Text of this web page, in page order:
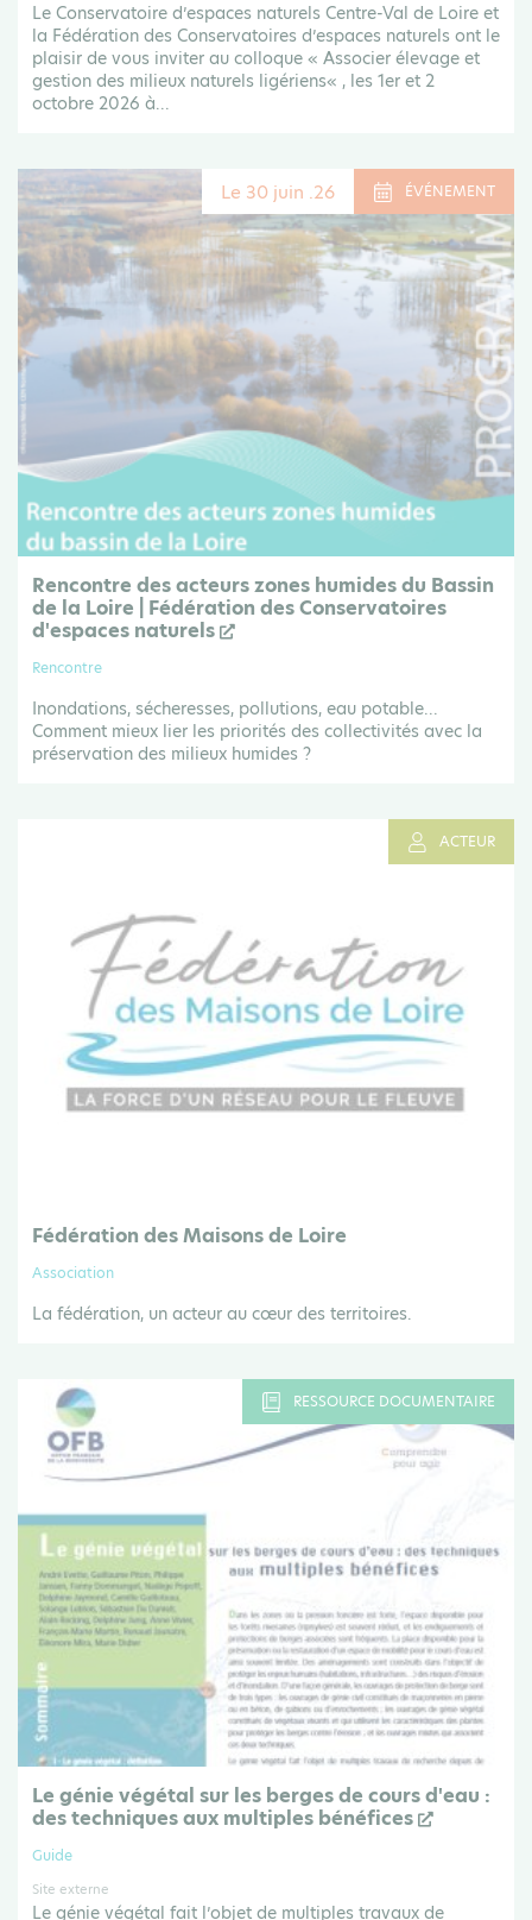
Le Conservatoire d’espaces naturels Centre-Val de Loire et
la Fédération des Conservatoires d’espaces naturels ont le
plaisir de vous inviter au colloque « Associer élevage et
gestion des milieux naturels ligériens« , les 1er et 2
octobre 2026 à...
Le 30 juin .26 ÉVÉNEMENT
Rencontre des acteurs zones humides du Bassin
de la Loire | Fédération des Conservatoires
d'espaces naturels
Rencontre
Inondations, sécheresses, pollutions, eau potable...
Comment mieux lier les priorités des collectivités avec la
préservation des milieux humides ?
ACTEUR
Fédération des Maisons de Loire
Association
La fédération, un acteur au cœur des territoires.
RESSOURCE DOCUMENTAIRE
Le génie végétal sur les berges de cours d'eau :
des techniques aux multiples bénéfices
Guide
Site externe
Le génie végétal fait l’objet de multiples travaux de